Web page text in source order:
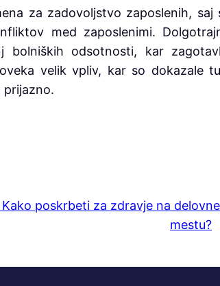
za zadovoljstvo zaposlenih, saj
med zaposlenimi.
bolniških odsotnosti, kar
velik vpliv, kar so dokazale
prijazno.
Kako poskrbeti za zdravje na
mestu?